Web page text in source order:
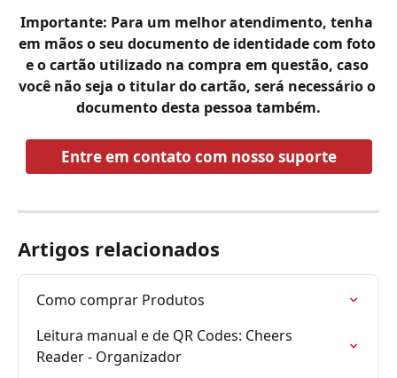
Importante: Para um melhor atendimento, tenha
em mãos o seu documento de identidade com foto
e o cartão utilizado na compra em questão, caso
você não seja o titular do cartão, será necessário o
documento desta pessoa também.
Entre em contato com nosso suporte
Artigos relacionados
Como comprar Produtos
Leitura manual e de QR Codes: Cheers
Reader - Organizador